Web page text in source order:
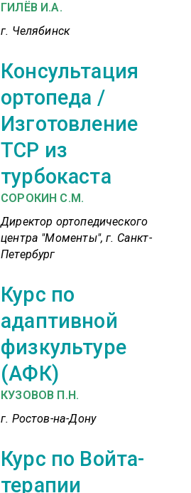
ГИЛЁВ И.А.
г. Челябинск
Консультация
ортопеда /
Изготовление
ТСР из
турбокаста
СОРОКИН С.М.
Директор ортопедического
центра "Моменты", г. Санкт-
Петербург
Курс по
адаптивной
физкультуре
(АФК)
КУЗОВОВ П.Н.
г. Ростов-на-Дону
Курс по Войта-
терапии